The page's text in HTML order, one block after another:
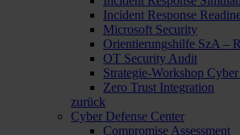
Incident Response
Microsoft Security
Orientierungshilfe SzA –
OT Security Audit
Strategie-Workshop
Zero Trust Integration
zurück
Cyber Defense Center
Compromise Assessment